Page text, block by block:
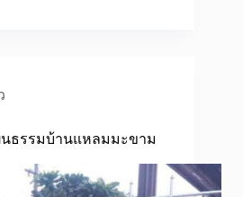
นธรรมบ้านแหลมมะขาม